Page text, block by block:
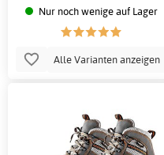
Nur noch wenige auf Lager
Alle Varianten anzeigen